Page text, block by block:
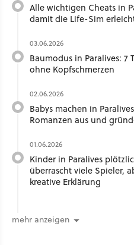
Alle wichtigen Cheats in
damit die Life-Sim
03.06.2026
Baumodus in Paralives: 7
ohne Kopfschmerzen
02.06.2026
Babys machen in
Romanzen aus und
01.06.2026
Kinder in Paralives
überrascht viele Spieler,
kreative Erklärung
mehr anzeigen